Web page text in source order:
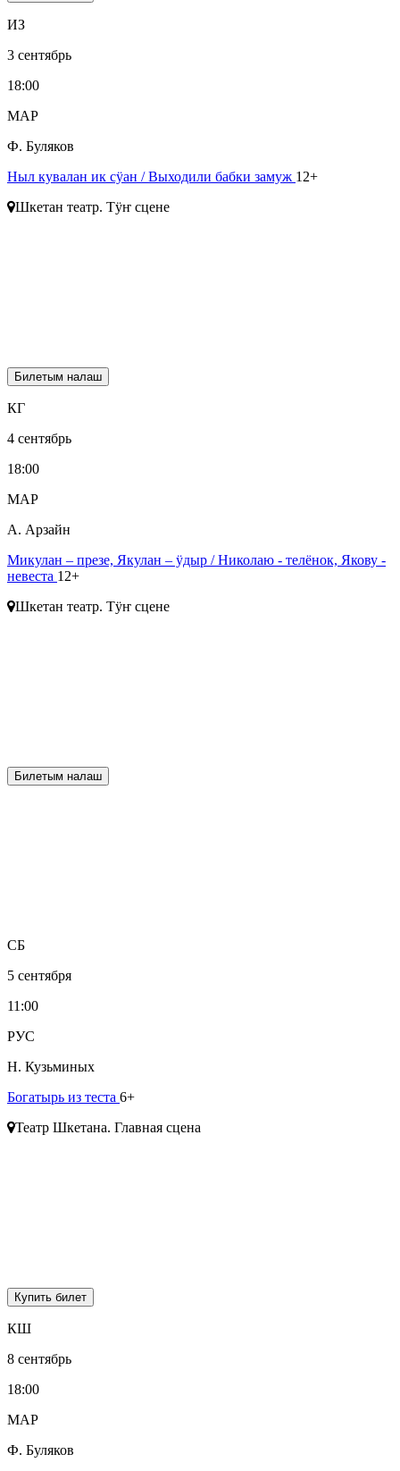
ИЗ
3 сентябрь
18:00
МАР
Ф. Буляков
Ныл кувалан ик сӱан / Выходили бабки замуж 12+
Шкетан театр. Тӱҥ сцене
Билетым налаш
КГ
4 сентябрь
18:00
МАР
А. Арзайн
Микулан – презе, Якулан – ӱдыр / Николаю - телёнок, Якову -
невеста 12+
Шкетан театр. Тӱҥ сцене
Билетым налаш
СБ
5 сентября
11:00
РУС
Н. Кузьминых
Богатырь из теста 6+
Театр Шкетана. Главная сцена
Купить билет
КШ
8 сентябрь
18:00
МАР
Ф. Буляков